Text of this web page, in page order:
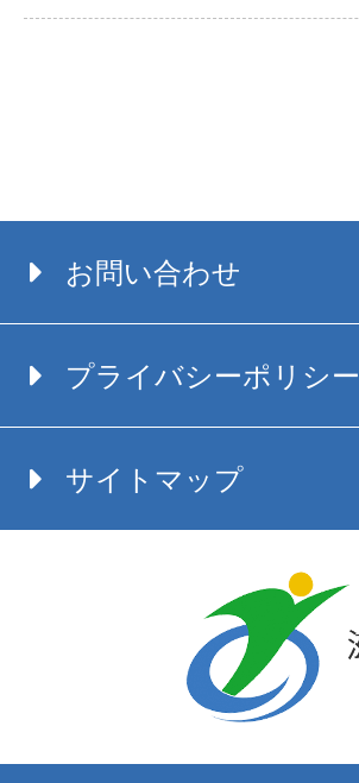
お問い合わせ
プライバシーポリシー
サイトマップ